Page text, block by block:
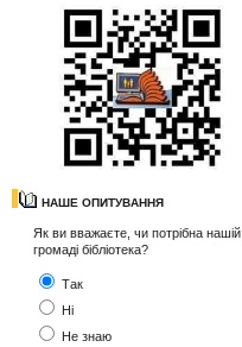
НАШЕ ОПИТУВАННЯ
Як ви вважаєте, чи потрібна нашій
громаді бібліотека?
Так
Ні
Не знаю